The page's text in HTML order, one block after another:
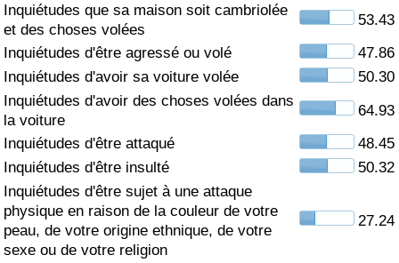
Inquiétudes que sa maison soit cambriolée
et des choses volées
53.43
Inquiétudes d'être agressé ou volé
47.86
Inquiétudes d'avoir sa voiture volée
50.30
Inquiétudes d'avoir des choses volées dans
la voiture
64.93
Inquiétudes d'être attaqué
48.45
Inquiétudes d'être insulté
50.32
Inquiétudes d'être sujet à une attaque
physique en raison de la couleur de votre
peau, de votre origine ethnique, de votre
sexe ou de votre religion
27.24
Indice de criminalité par pays
Soins de santé
Indice des soins de santé (Actuel)
Indice des soins de santé
Indice des soins de santé par Pays
Pollution